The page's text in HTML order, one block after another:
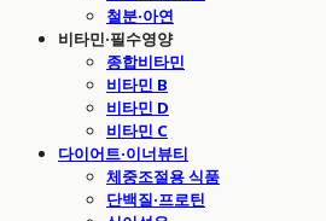
철분·아연
비타민·필수영양
종합비타민
비타민 B
비타민 D
비타민 C
다이어트·이너뷰티
체중조절용 식품
단백질·프로틴